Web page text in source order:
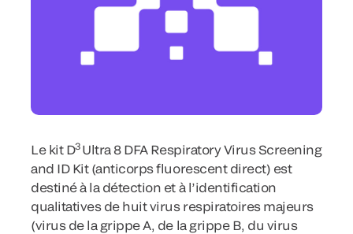
Le kit D3 Ultra 8 DFA Respiratory Virus Screening
and ID Kit (anticorps fluorescent direct) est
destiné à la détection et à l’identification
qualitatives de huit virus respiratoires majeurs
(virus de la grippe A, de la grippe B, du virus